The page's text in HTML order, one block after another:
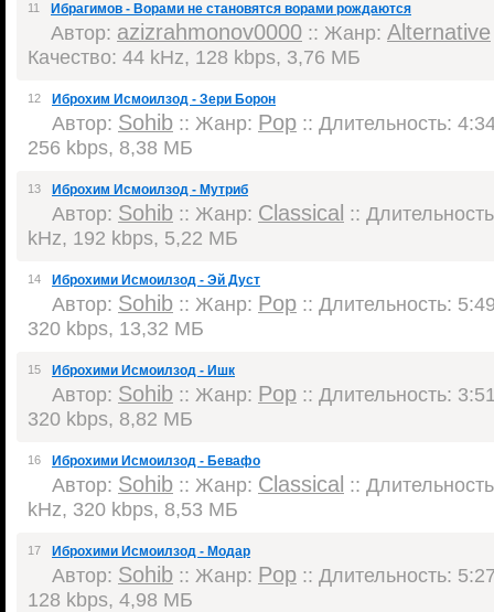
11 Ибрагимов - Ворами не становятся ворами рождаются
Автор: azizrahmonov0000 :: Жанр: Alternative
Качество: 44 kHz, 128 kbps, 3,76 МБ
12 Иброхим Исмоилзод - Зери Борон
Автор: Sohib :: Жанр: Pop :: Длительность:
256 kbps, 8,38 МБ
13 Иброхим Исмоилзод - Мутриб
Автор: Sohib :: Жанр: Classical ::
kHz, 192 kbps, 5,22 МБ
14 Иброхими Исмоилзод - Эй Дуст
Автор: Sohib :: Жанр: Pop :: Длительность:
320 kbps, 13,32 МБ
15 Иброхими Исмоилзод - Ишк
Автор: Sohib :: Жанр: Pop :: Длительность:
320 kbps, 8,82 МБ
16 Иброхими Исмоилзод - Бевафо
Автор: Sohib :: Жанр: Classical ::
kHz, 320 kbps, 8,53 МБ
17 Иброхими Исмоилзод - Модар
Автор: Sohib :: Жанр: Pop :: Длительность:
128 kbps, 4,98 МБ